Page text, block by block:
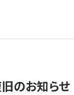
のお知らせ